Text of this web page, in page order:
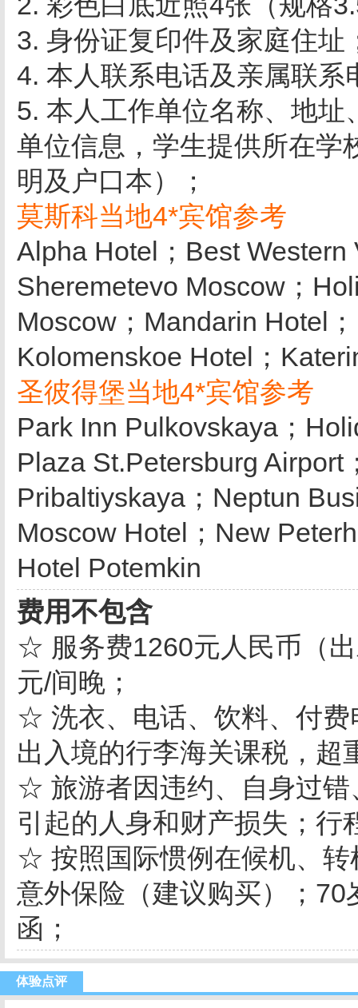
3. 身份证复印件及家庭住址
4. 本人联系电话及亲属联系
5. 本人工作单位名称、地
单位信息，学生提供所在学
明及户口本）；
莫斯科当地4*宾馆参考
Alpha Hotel；Best
Sheremetevo Moscow；
Moscow；Mandarin Hotel
Kolomenskoe Hotel；
圣彼得堡当地4*宾馆参考
Park Inn Pulkovskaya；
Plaza St.Petersburg Airport
Pribaltiyskaya；Neptun
Moscow Hotel；New
Hotel Potemkin
费用不包含
☆ 服务费1260元人民币（
元/间晚；
☆ 洗衣、电话、饮料、付费
出入境的行李海关课税，超
☆ 旅游者因违约、自身过错
引起的人身和财产损失；行
☆ 按照国际惯例在候机、转
意外保险（建议购买）；
函；
体验点评